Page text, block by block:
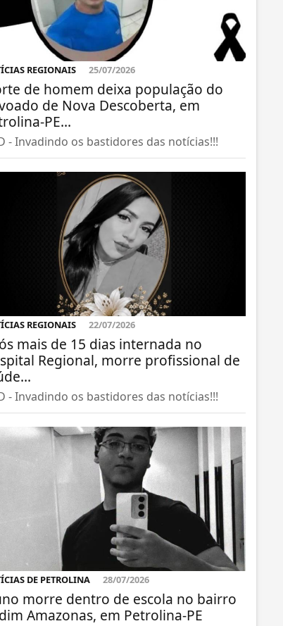
REGIONAIS 25/07/2026
de homem deixa população do
de Nova Descoberta, em
PE...
- Invadindo os bastidores das notícias!!!
REGIONAIS 22/07/2026
mais de 15 dias internada no
Regional, morre profissional de
- Invadindo os bastidores das notícias!!!
DE PETROLINA 28/07/2026
morre dentro de escola no bairro
Amazonas, em Petrolina-PE